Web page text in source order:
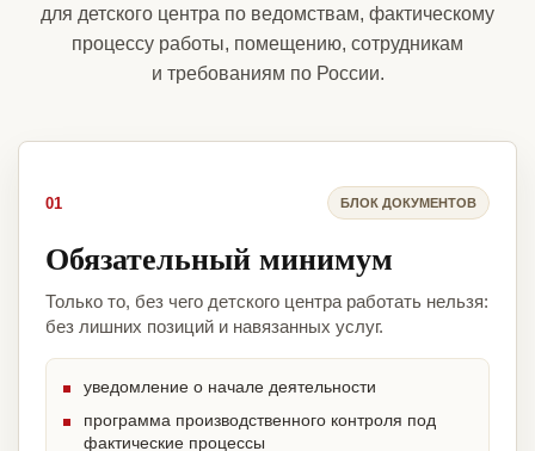
для детского центра по ведомствам, фактическому
процессу работы, помещению, сотрудникам
и требованиям по России.
01 БЛОК ДОКУМЕНТОВ
Обязательный минимум
Только то, без чего детского центра работать нельзя:
без лишних позиций и навязанных услуг.
уведомление о начале деятельности
программа производственного контроля под
фактические процессы